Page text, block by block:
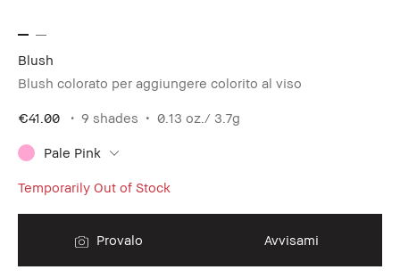
Blush
Blush colorato per aggiungere colorito al viso
€41.00 9 shades 0.13 oz./ 3.7g
Pale Pink
Temporarily Out of Stock
Provalo Avvisami